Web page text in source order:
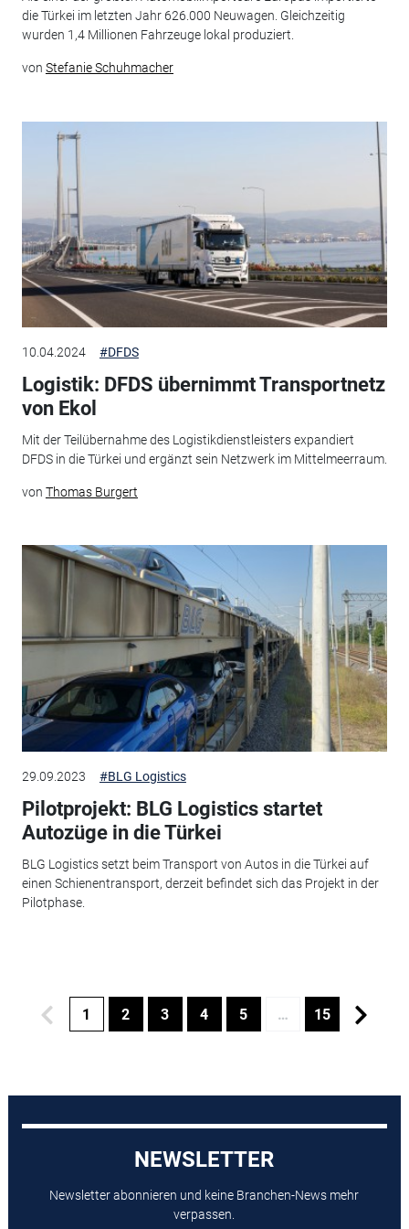
die Türkei im letzten Jahr 626.000 Neuwagen. Gleichzeitig
wurden 1,4 Millionen Fahrzeuge lokal produziert.
von Stefanie Schuhmacher
10.04.2024 #DFDS
Logistik: DFDS übernimmt Transportnetz
von Ekol
Mit der Teilübernahme des Logistikdienstleisters expandiert
DFDS in die Türkei und ergänzt sein Netzwerk im Mittelmeerraum.
von Thomas Burgert
29.09.2023 #BLG Logistics
Pilotprojekt: BLG Logistics startet
Autozüge in die Türkei
BLG Logistics setzt beim Transport von Autos in die Türkei auf
einen Schienentransport, derzeit befindet sich das Projekt in der
Pilotphase.
1 2 3 4 5 … 15
NEWSLETTER
Newsletter abonnieren und keine Branchen-News mehr
verpassen.